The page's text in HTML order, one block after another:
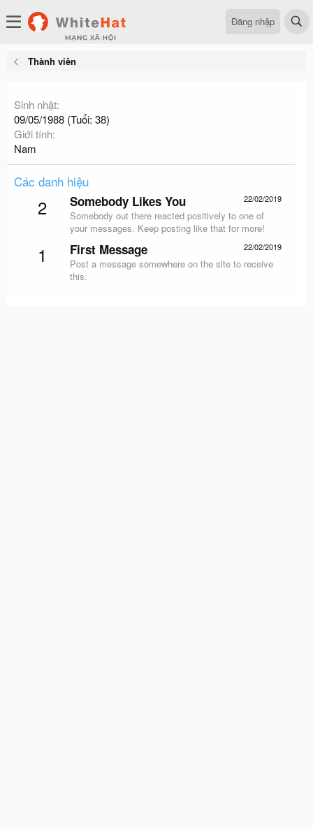
Đăng nhập
Thành viên
Sinh nhật
09/05/1988 (Tuổi: 38)
Giới tính
Nam
Các danh hiệu
2 22/02/2019
Somebody Likes You
Somebody out there reacted positively to one of
your messages. Keep posting like that for more!
1 22/02/2019
First Message
Post a message somewhere on the site to receive
this.